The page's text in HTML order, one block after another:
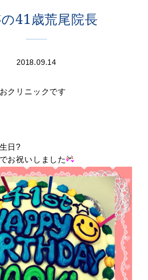
41歳荒尾院長
2018.09.14
クリニックです
日?
お祝いしました